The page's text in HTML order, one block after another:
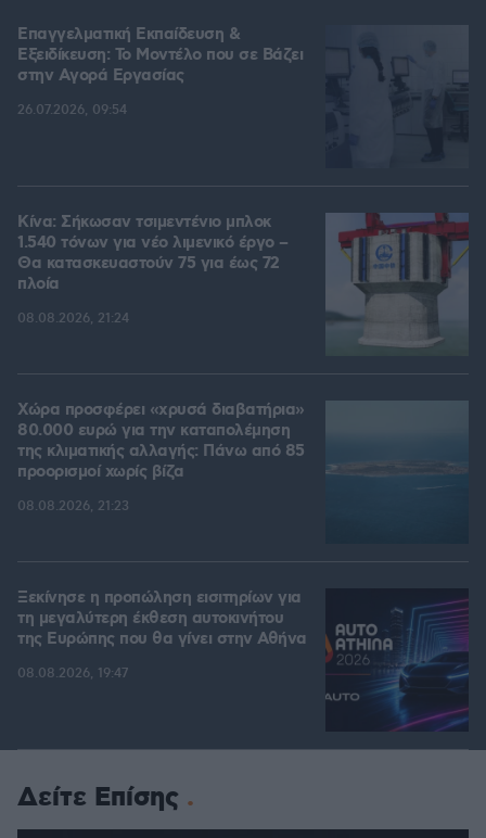
Επαγγελματική Εκπαίδευση &
Εξειδίκευση: Το Mοντέλο που σε Bάζει
στην Aγορά Eργασίας
26.07.2026, 09:54
Κίνα: Σήκωσαν τσιμεντένιο μπλοκ
1.540 τόνων για νέο λιμενικό έργο –
Θα κατασκευαστούν 75 για έως 72
πλοία
08.08.2026, 21:24
Χώρα προσφέρει «χρυσά διαβατήρια»
80.000 ευρώ για την καταπολέμηση
της κλιματικής αλλαγής: Πάνω από 85
προορισμοί χωρίς βίζα
08.08.2026, 21:23
Ξεκίνησε η προπώληση εισιτηρίων για
τη μεγαλύτερη έκθεση αυτοκινήτου
της Ευρώπης που θα γίνει στην Αθήνα
08.08.2026, 19:47
Δείτε Επίσης